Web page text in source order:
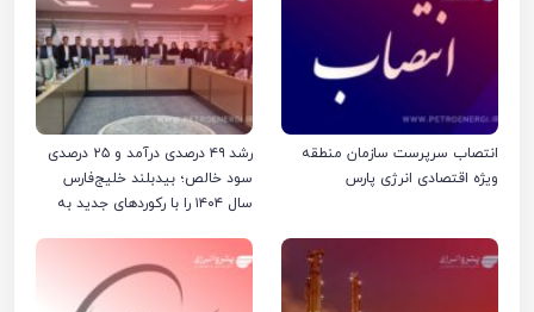
انتصاب سرپرست سازمان منطقه
ویژه اقتصادی انرژی پارس
رشد ۴۹ درصدی درآمد و ۲۵ درصدی
سود خالص؛ بیدبلند خلیج‌فارس
سال ۱۴۰۴ را با رکوردهای جدید به